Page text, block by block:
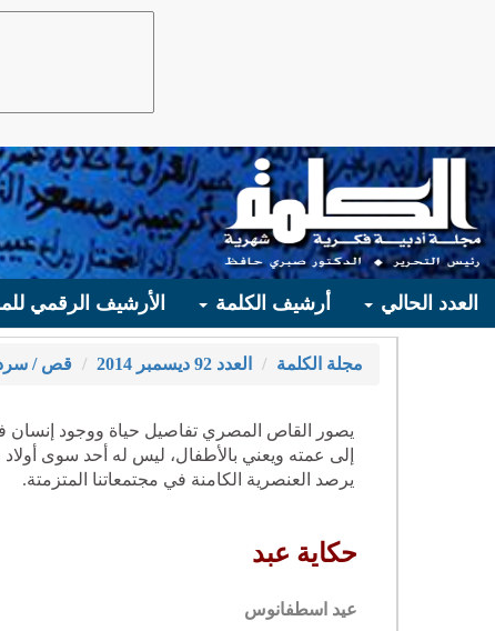
العدد الحالي أرشيف الكلمة الأرشيف الرقمي
مجلة الكلمة العدد 92 ديسمبر 2014 قص /
يصور القاص المصري تفاصيل حياة ووجود إنسان
إلى عمته ويعني بالأطفال، ليس له أحد سوى
يرصد العنصرية الكامنة في مجتمعاتنا المتزمتة.
حكاية عبد
عيد اسطفانوس